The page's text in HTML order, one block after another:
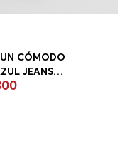
CÓMODO
JEANS